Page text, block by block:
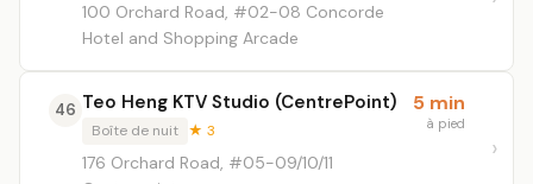
100 Orchard Road, #02-08 Concorde
Hotel and Shopping Arcade
46 Teo Heng KTV Studio (CentrePoint)
Boîte de nuit ★ 3
176 Orchard Road, #05-09/10/11
5 min
à pied